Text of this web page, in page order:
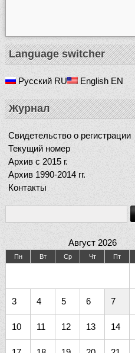
Language switcher
Русский RU English EN
Журнал
Свидетельство о регистрации
Текущий номер
Архив c 2015 г.
Архив 1990-2014 гг.
Контакты
Август 2026
Пн Вт Ср Чт Пт
3 4 5 6 7
10 11 12 13 14